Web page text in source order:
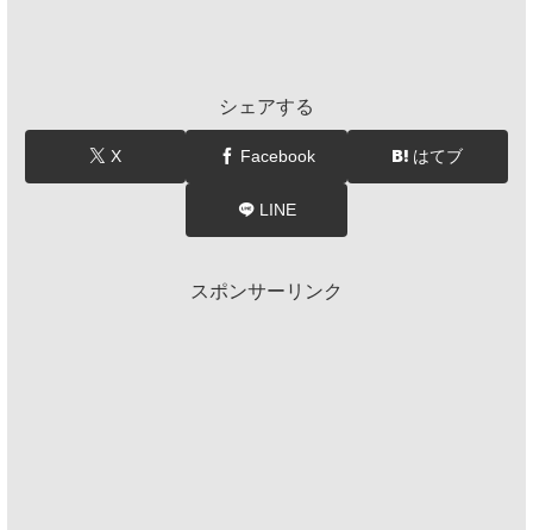
シェアする
X Facebook はてブ
LINE
スポンサーリンク